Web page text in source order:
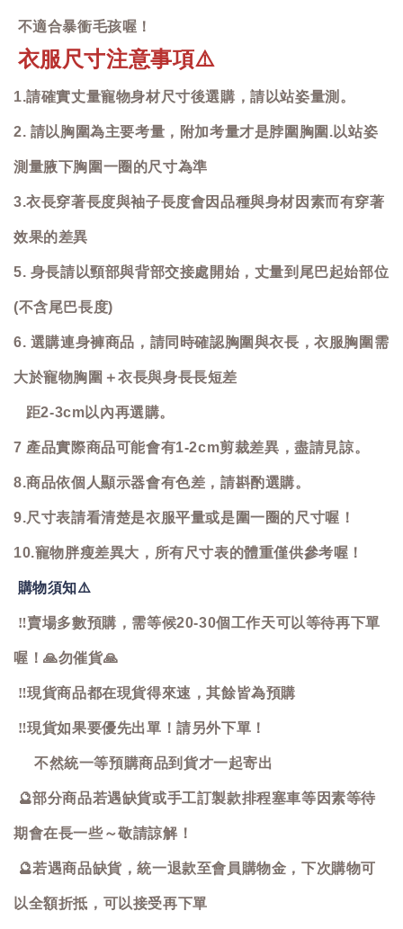
不適合暴衝毛孩喔！
衣服尺寸注意事項⚠️
1.請確實丈量寵物身材尺寸後選購，請以站姿量測。
2. 請以胸圍為主要考量，附加考量才是脖圍胸圍.以站姿
測量腋下胸圍一圈的尺寸為準
3.衣長穿著長度與袖子長度會因品種與身材因素而有穿著
效果的差異
5. 身長請以頸部與背部交接處開始，丈量到尾巴起始部位
(不含尾巴長度)
6. 選購連身褲商品，請同時確認胸圍與衣長，衣服胸圍需
大於寵物胸圍＋衣長與身長長短差
距2-3cm以內再選購。
7 產品實際商品可能會有1-2cm剪裁差異，盡請見諒。
8.商品依個人顯示器會有色差，請斟酌選購。
9.尺寸表請看清楚是衣服平量或是圍一圈的尺寸喔！
10.寵物胖瘦差異大，所有尺寸表的體重僅供參考喔！
購物須知⚠️
‼️賣場多數預購，需等候20-30個工作天可以等待再下單
喔！🙏勿催貨🙏
‼️現貨商品都在現貨得來速，其餘皆為預購
‼️現貨如果要優先出單！請另外下單！
不然統一等預購商品到貨才一起寄出
🔮部分商品若遇缺貨或手工訂製款排程塞車等因素等待
期會在長一些～敬請諒解！
🔮若遇商品缺貨，統一退款至會員購物金，下次購物可
以全額折抵，可以接受再下單